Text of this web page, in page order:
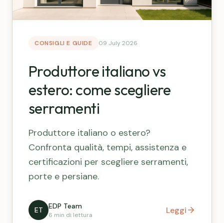
CONSIGLI E GUIDE 09 July 2026
Produttore italiano vs
estero: come scegliere
serramenti
Produttore italiano o estero?
Confronta qualità, tempi, assistenza e
certificazioni per scegliere serramenti,
porte e persiane.
ET EDP Team
6 min di lettura Leggi